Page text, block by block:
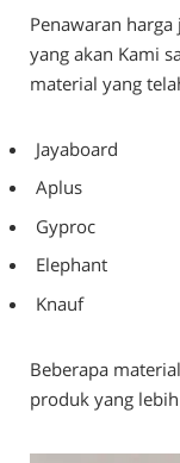
Penawaran
yang akan Kami
material yang
Jayaboard
Aplus
Gyproc
Elephant
Knauf
Beberapa
produk yang